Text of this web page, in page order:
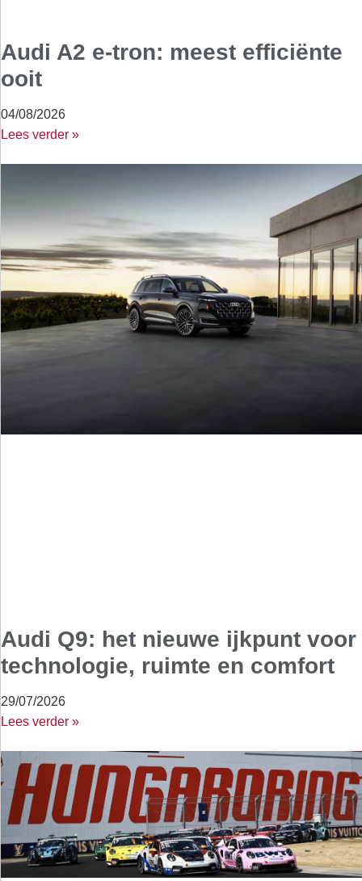
Audi A2 e-tron: meest efficiënte
ooit
04/08/2026
Lees verder »
Audi Q9: het nieuwe ijkpunt voor
technologie, ruimte en comfort
29/07/2026
Lees verder »